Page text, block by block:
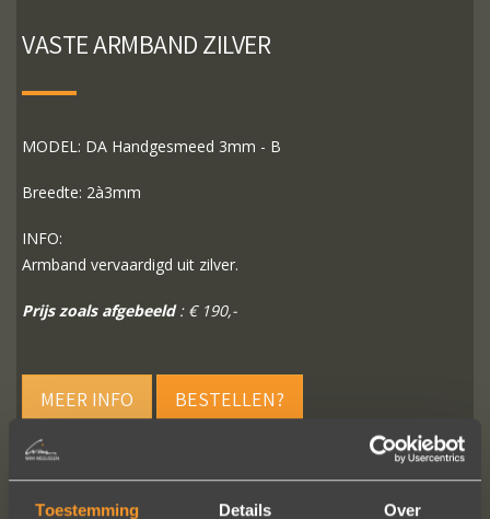
Toestemming Details Over
VASTE ARMBAND ZILVER
MODEL: DA Handgesmeed 3mm - B
Breedte: 2à3mm
INFO:
Armband vervaardigd uit zilver.
Prijs zoals afgebeeld: € 190,-
MEER INFO BESTELLEN?